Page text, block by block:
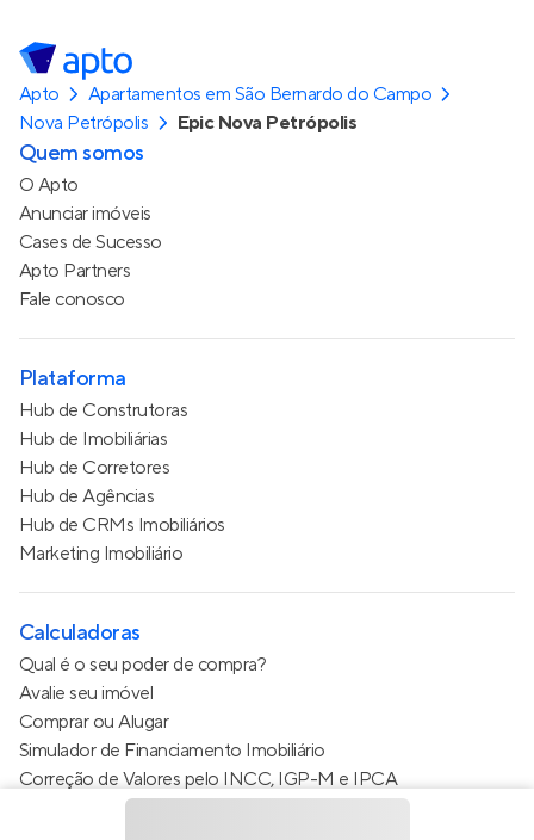
Apto
Apartamentos em São Bernardo do Campo
Nova Petrópolis
Epic Nova Petrópolis
Quem somos
O Apto
Anunciar imóveis
Cases de Sucesso
Apto Partners
Fale conosco
Plataforma
Hub de Construtoras
Hub de Imobiliárias
Hub de Corretores
Hub de Agências
Hub de CRMs Imobiliários
Marketing Imobiliário
Calculadoras
Qual é o seu poder de compra?
Avalie seu imóvel
Comprar ou Alugar
Simulador de Financiamento Imobiliário
Correção de Valores pelo INCC, IGP-M e IPCA
Estimativa de valor do condomínio